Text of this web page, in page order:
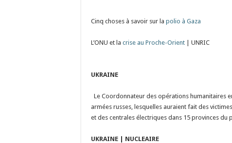
Cinq choses à savoir sur la polio à Gaza
L’ONU et la crise au Proche-Orient | UNRIC
UKRAINE
Le Coordonnateur des opérations humanitaires
armées russes, lesquelles auraient fait des
et des centrales électriques dans 15 provinces du
UKRAINE | NUCLEAIRE